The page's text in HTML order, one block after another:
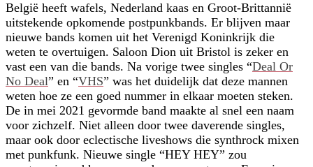
België heeft wafels, Nederland kaas en Groot-Brittannië
uitstekende opkomende postpunkbands. Er blijven maar
nieuwe bands komen uit het Verenigd Koninkrijk die
weten te overtuigen. Saloon Dion uit Bristol is zeker en
vast een van die bands. Na vorige twee singles “Deal Or
No Deal” en “VHS” was het duidelijk dat deze mannen
weten hoe ze een goed nummer in elkaar moeten steken.
De in mei 2021 gevormde band maakte al snel een naam
voor zichzelf. Niet alleen door twee daverende singles,
maar ook door eclectische liveshows die synthrock mixen
met punkfunk. Nieuwe single “HEY HEY” zou